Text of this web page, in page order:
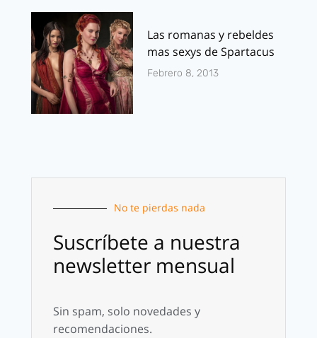
Las romanas y rebeldes
mas sexys de Spartacus
Febrero 8, 2013
No te pierdas nada
Suscríbete a nuestra
newsletter mensual
Sin spam, solo novedades y
recomendaciones.